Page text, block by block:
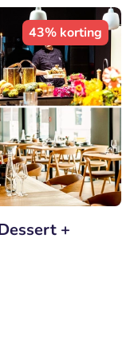
43% korting
+